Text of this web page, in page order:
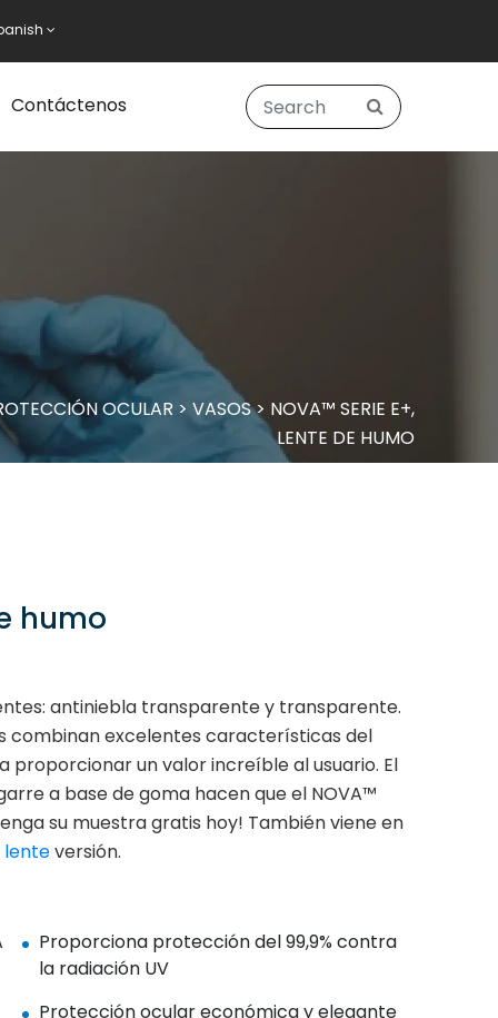
Contáctenos
OCULAR > VASOS> NOVA™ SERIE E+,
LENTE DE HUMO
humo
antiniebla transparente y transparente.
combinan excelentes características del
un valor increíble al usuario. El
a base de goma hacen que el NOVA™
su muestra gratis hoy! También viene en
versión.
Proporciona protección del 99,9% contra
la radiación UV
Protección ocular económica y elegante